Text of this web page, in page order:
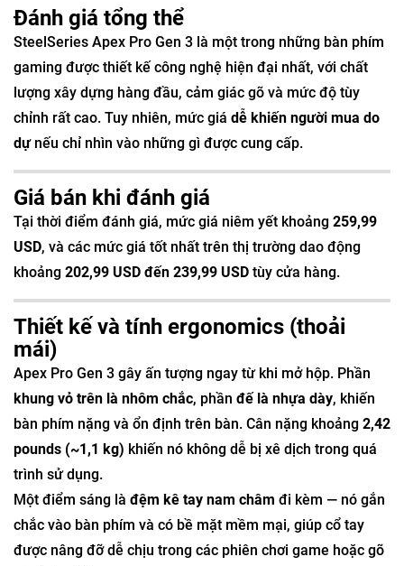
Đánh giá tổng thể
SteelSeries Apex Pro Gen 3 là một trong những bàn phím
gaming được thiết kế công nghệ hiện đại nhất, với chất
lượng xây dựng hàng đầu, cảm giác gõ và mức độ tùy
chỉnh rất cao. Tuy nhiên, mức giá dễ khiến người mua do
dựnếu chỉ nhìn vào những gì được cung cấp.
Giá bán khi đánh giá
Tại thời điểm đánh giá, mức giá niêm yết khoảng 259,99
USD, và các mức giá tốt nhất trên thị trường dao động
khoảng 202,99 USD đến 239,99 USD tùy cửa hàng.
Thiết kế và tính ergonomics (thoải
mái)
Apex Pro Gen 3 gây ấn tượng ngay từ khi mở hộp. Phần
khung vỏ trên là nhôm chắc, phần đế là nhựa dày, khiến
bàn phím nặng và ổn định trên bàn. Cân nặng khoảng 2,42
pounds (~1,1 kg) khiến nó không dễ bị xê dịch trong quá
trình sử dụng.
Một điểm sáng là đệm kê tay nam châm đi kèm — nó gắn
chắc vào bàn phím và có bề mặt mềm mại, giúp cổ tay
được nâng đỡ dễ chịu trong các phiên chơi game hoặc gõ